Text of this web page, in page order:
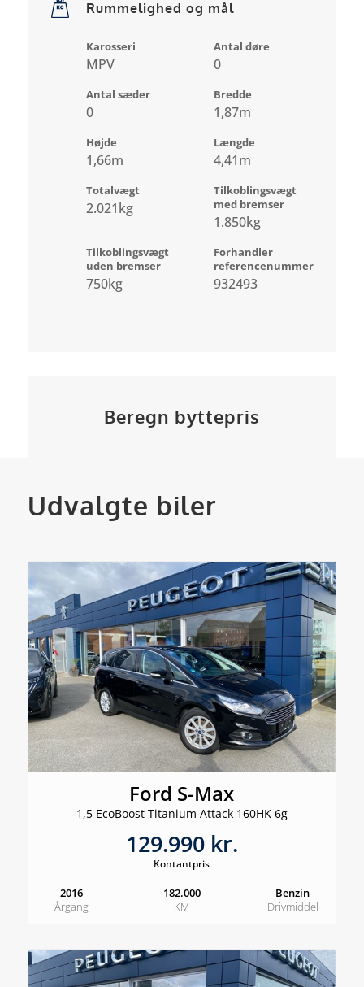
Rummelighed og mål
Karosseri
MPV
Antal døre
0
Antal sæder
0
Bredde
1,87m
Højde
1,66m
Længde
4,41m
Totalvægt
2.021kg
Tilkoblingsvægt
med bremser
1.850kg
Tilkoblingsvægt
uden bremser
750kg
Forhandler
referencenummer
932493
Beregn byttepris
Udvalgte biler
Ford S-Max
1,5 EcoBoost Titanium Attack 160HK 6g
129.990 kr.
Kontantpris
2016
Årgang
182.000
KM
Benzin
Drivmiddel